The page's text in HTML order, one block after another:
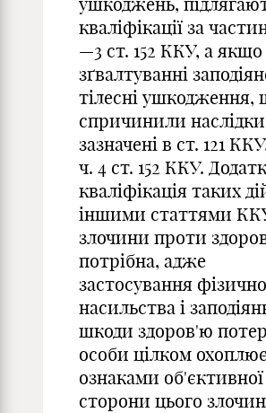
кваліфікації за
—3 ст. 152 ККУ, а
зґвалтуванні
тілесні ушкодження,
спричинили
зазначені в ст. 121
ч. 4 ст. 152 ККУ.
кваліфікація таких
іншими статтями
злочини проти
потрібна, адже
застосування
насильства і
шкоди здоров'ю
особи цілком
ознаками об'єктивної
сторони цього